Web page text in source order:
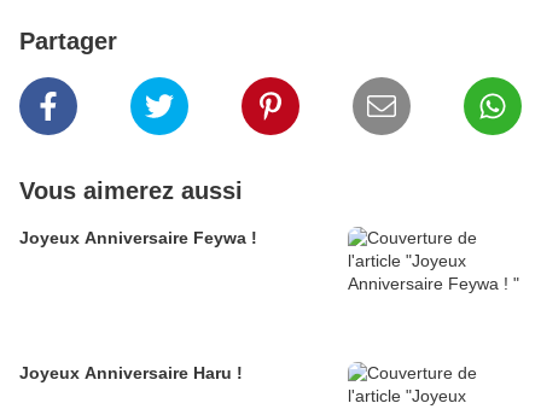
Partager
Vous aimerez aussi
Joyeux Anniversaire Feywa !
Joyeux Anniversaire Haru !